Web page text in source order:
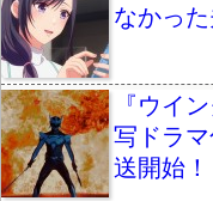
なかっ
『ウイ
写ドラ
送開始！